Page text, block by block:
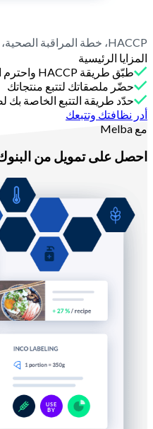
HACCP، خطة المراقبة الصحية، الملصقات: أدر نظافتك وتتبعك
المزايا الرئيسية
طبّق طريقة HACCP واحترم الالتزامات القانونية
حضّر ملصقاتك لتتبع منتجاتك
حدّد طريقة التتبع الخاصة بك
أدر نظافتك وتتبعك
مع Melba
احصل على تمويل من